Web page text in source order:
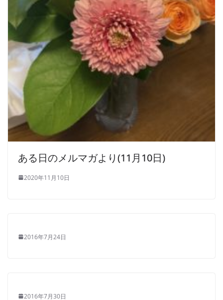
ある日のメルマガより(11月10日)
2020年11月10日
2016年7月24日
2016年7月30日